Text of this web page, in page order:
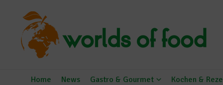
Home News Gastro & Gourmet Kochen &